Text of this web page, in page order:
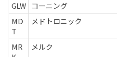
GLW コーニング
MD
T
メドトロニック
MR
メルク